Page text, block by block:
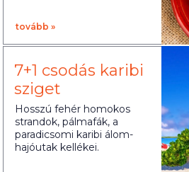
tovább »
7+1 csodás karibi
sziget
Hosszú fehér homokos
strandok, pálmafák, a
paradicsomi karibi álom-
hajóutak kellékei.